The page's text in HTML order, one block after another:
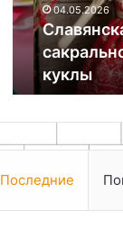
куклы
04.05.2026
Славянская
куклы
Последние